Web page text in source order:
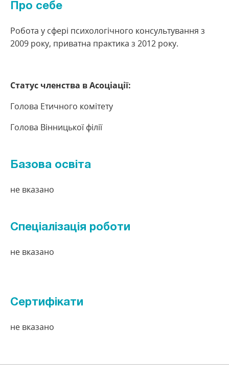
Про себе
Робота у сфері психологічного консультування з
2009 року, приватна практика з 2012 року.
Статус членства в Асоціації:
Голова Етичного комітету
Голова Вінницької філії
Базова освіта
не вказано
Спеціалізація роботи
не вказано
Сертифікати
не вказано